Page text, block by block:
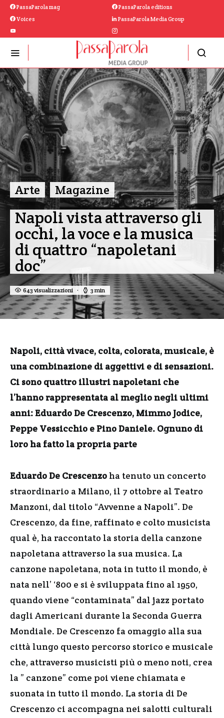
PassaParola mag
PassaParola editions
Voices
PassaParola Media Group
Arte Magazine
Napoli vista attraverso gli
occhi, la voce e la musica
di quattro “napoletani
doc”
643 visualizzazioni 3 min
Napoli, città vivace, colta, colorata, musicale, è
una combinazione di aggettivi e di sensazioni.
Ci sono quattro illustri napoletani che
l’hanno rappresentata al meglio negli ultimi
anni: Eduardo De Crescenzo, Mimmo Jodice,
Peppe Vessicchio e Pino Daniele. Ognuno di
loro ha fatto la propria parte
Eduardo De Crescenzoha tenuto un concerto
straordinario a Milano, il 7 ottobre al Teatro
Manzoni, dal titolo “Avvenne a Napoli”. De
Crescenzo, da fine, raffinato e colto musicista
qual è, ha raccontato la storia della canzone
napoletana attraverso la sua musica. La
canzone napoletana, nota in tutto il mondo, è
nata nell’ ‘800 e si è sviluppata fino al 1950,
quando viene “contaminata” dal jazz portato
dagli Americani durante la Seconda Guerra
Mondiale. De Crescenzo fa omaggio alla sua
città lungo questo percorso storico e musicale
che, attraverso musicisti più o meno noti, crea
la ” canzone” come poi viene chiamata e
suonata in tutto il mondo. La storia di De
Crescenzo ci accompagna nei salotti culturali